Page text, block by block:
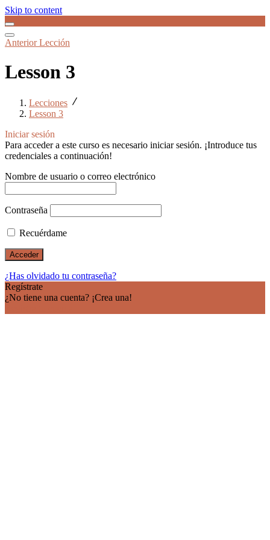
Skip to content
Anterior Lección
Lesson 3
Lecciones
Lesson 3
Iniciar sesión
Para acceder a este curso es necesario iniciar sesión. ¡Introduce tus
credenciales a continuación!
Nombre de usuario o correo electrónico
Contraseña
Recuérdame
¿Has olvidado tu contraseña?
Regístrate
¿No tiene una cuenta? ¡Crea una!